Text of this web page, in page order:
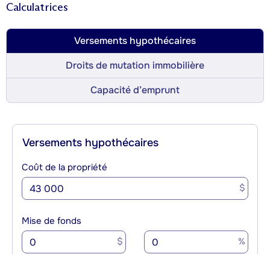
Calculatrices
Versements hypothécaires
Droits de mutation immobilière
Capacité d’emprunt
Versements hypothécaires
Coût de la propriété
$
Mise de fonds
$ %